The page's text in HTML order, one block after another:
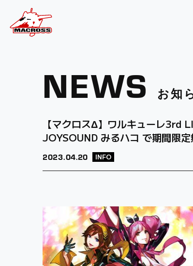
NEWS お知
【マクロスΔ】ワルキューレ3rd
JOYSOUND みるハコ で期間限定
2023.04.20 INFO